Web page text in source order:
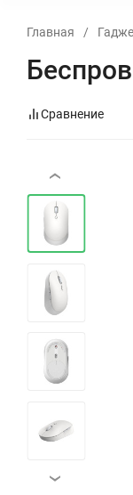
Главная /
Сравнение
‹
›